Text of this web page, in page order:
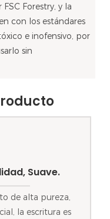
Forestry, y la
con los estándares
e inofensivo, por
sin
Suave.
de alta pureza,
la escritura es